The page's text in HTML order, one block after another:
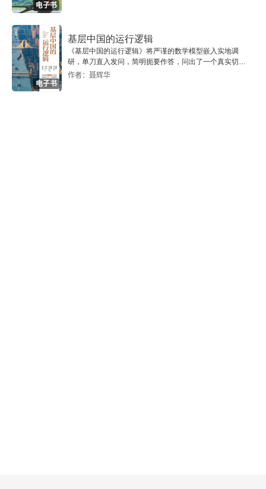
读《后汉书卷七十三·朱穆传》（关于交友）
读《宋书·范晔传》
读《旧唐书》记
电子书
电子书
基层中国的运行逻辑
《基层中国的运行逻辑》将严谨的数学模型嵌入实地调
研，单刀直入发问，简明扼要作答，问出了一个真实切近
的基层中国。
作者：聂辉华